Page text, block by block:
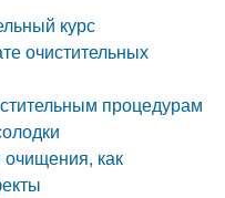
курс
очистительных
процедурам
очищения, как